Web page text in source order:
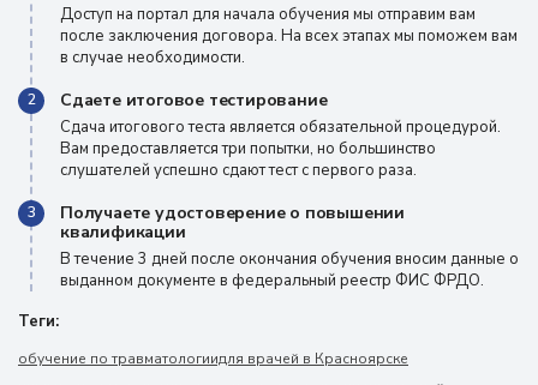
Доступ на портал для начала обучения мы отправим вам
после заключения договора. На всех этапах мы поможем вам
в случае необходимости.
2 Сдаете итоговое тестирование
Сдача итогового теста является обязательной процедурой.
Вам предоставляется три попытки, но большинство
слушателей успешно сдают тест с первого раза.
3
Получаете удостоверение о повышении
квалификации
В течение 3 дней после окончания обучения вносим данные о
выданном документе в федеральный реестр ФИС ФРДО.
Теги:
обучение по травматологиидля врачей в Красноярске